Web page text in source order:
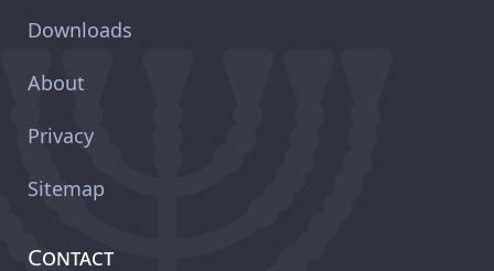
Downloads
About
Privacy
Sitemap
Contact